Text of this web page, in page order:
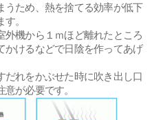
うため、熱を捨てる効率が低下
。
外機から１ｍほど離れたところ
かけるなどで日陰を作ってあげ
だれをかぶせた時に吹き出し口
が必要です。